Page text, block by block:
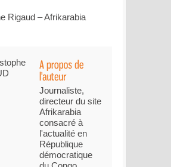
Rigaud – Afrikarabia
Journaliste,
directeur du site
Afrikarabia
consacré à
l'actualité en
République
démocratique